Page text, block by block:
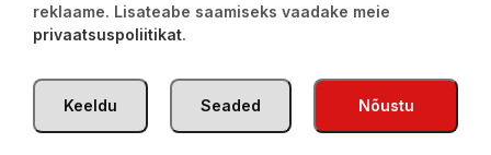
reklaame. Lisateabe saamiseks vaadake meie
privaatsuspoliitikat.
Nõustu
Seaded
Keeldu